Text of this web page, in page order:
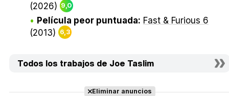
(2026) 9,0
Película peor puntuada: Fast & Furious 6
(2013)
6,3
Todos los trabajos de Joe Taslim
Eliminar anuncios